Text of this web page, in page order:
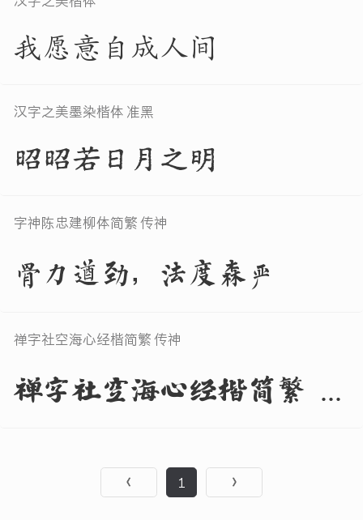
我愿意自成人间
汉字之美墨染楷体 准黑
昭昭若日月之明
字神陈忠建柳体简繁 传神
骨力遒劲，法度森严
禅字社空海心经楷简繁 传神
禅字社空海心经楷简繁 传神
1